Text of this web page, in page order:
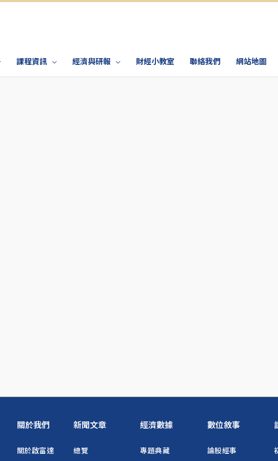
課程資訊 經濟與研報 財經小教室 聯絡我們 網站地圖
關於我們
關於啟富達
新聞文章
總覽
經濟數據
專題典藏
數位敘事
論股經事